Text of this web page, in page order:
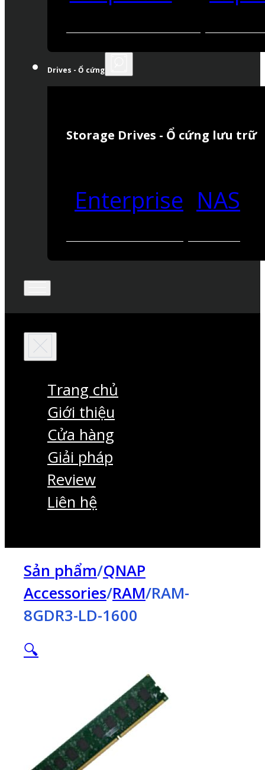
Drives - Ổ cứng
Storage Drives - Ổ cứng lưu trữ
Enterprise NAS
Trang chủ
Giới thiệu
Cửa hàng
Giải pháp
Review
Liên hệ
Sản phẩm/QNAP
Accessories/RAM/RAM-
8GDR3-LD-1600
🔍